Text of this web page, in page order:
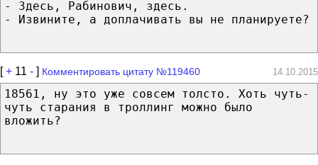
- Здесь, Рабинович, здесь.
- Извините, а доплачивать вы не планируете?
[+ 11 - ] Комментировать цитату №119460 14.10.2015
18561, ну это уже совсем толсто. Хоть чуть-
чуть старания в троллинг можно было
вложить?